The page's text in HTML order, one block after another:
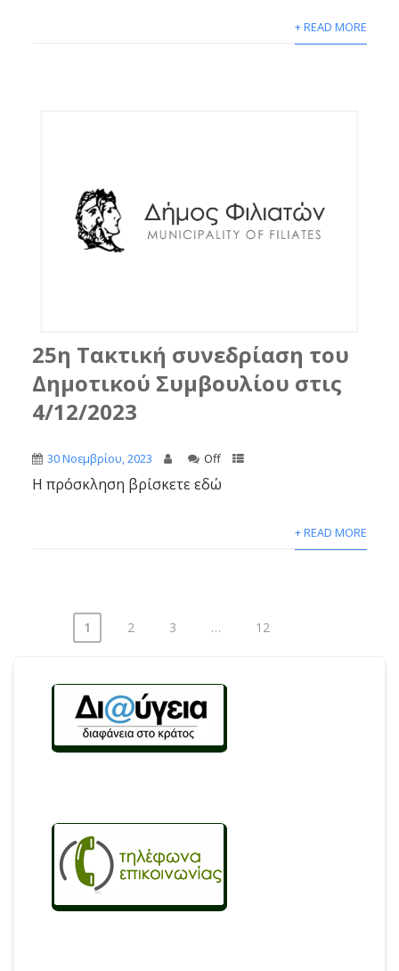
+ READ MORE
25η Τακτική συνεδρίαση του
Δημοτικού Συμβουλίου στις
4/12/2023
30 Νοεμβρίου, 2023 Off
Η πρόσκληση βρίσκετε εδώ
+ READ MORE
Σελιδοποίηση
άρθρων
1 2 3 … 12